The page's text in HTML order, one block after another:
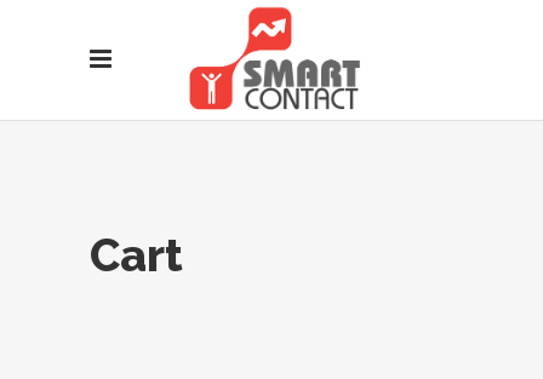
Cart